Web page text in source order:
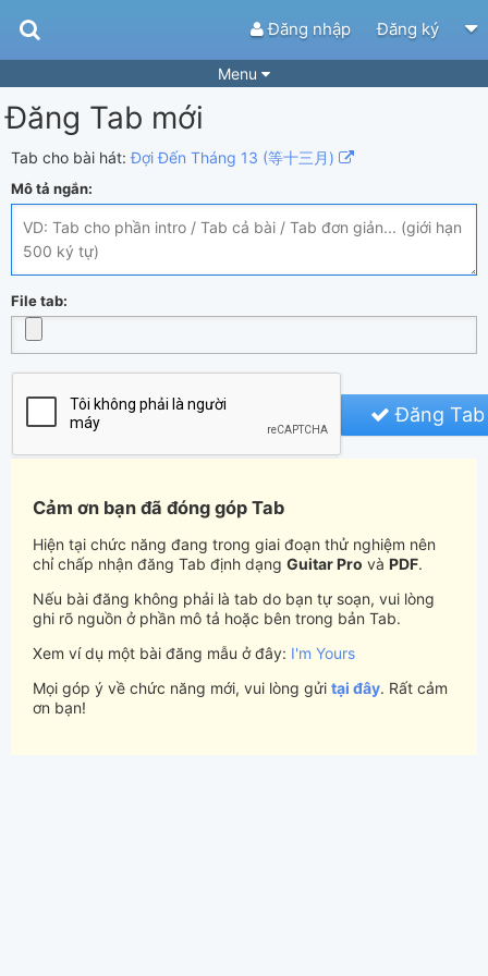
Đăng nhập Đăng ký
Menu
Bài hát
Playlist Hợp âm
Điệu bài hát
Tìm theo hợp âm Tải ứng dụng
Tắt quảng cáo
Đăng Tab mới
Tab cho bài hát:Đợi Đến Tháng 13 (等十三月)
Mô tả ngắn:
File tab:
Đăng
Cảm ơn bạn đã đóng góp Tab
Hiện tại chức năng đang trong giai đoạn thử nghiệm nên
chỉ chấp nhận đăng Tab định dạng Guitar Pro và PDF.
Nếu bài đăng không phải là tab do bạn tự soạn, vui lòng
ghi rõ nguồn ở phần mô tả hoặc bên trong bản Tab.
Xem ví dụ một bài đăng mẫu ở đây: I'm Yours
Mọi góp ý về chức năng mới, vui lòng gửi tại đây. Rất cảm
ơn bạn!